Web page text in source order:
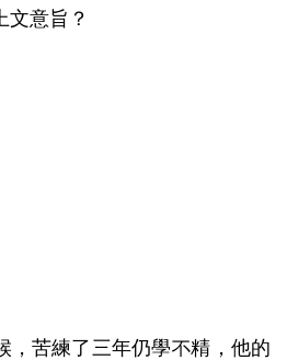
文意旨？
，苦練了三年仍學不精，他的